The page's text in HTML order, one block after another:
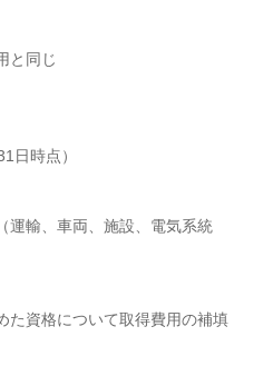
運輸、車両、施設、電気系統
た資格について取得費用の補填